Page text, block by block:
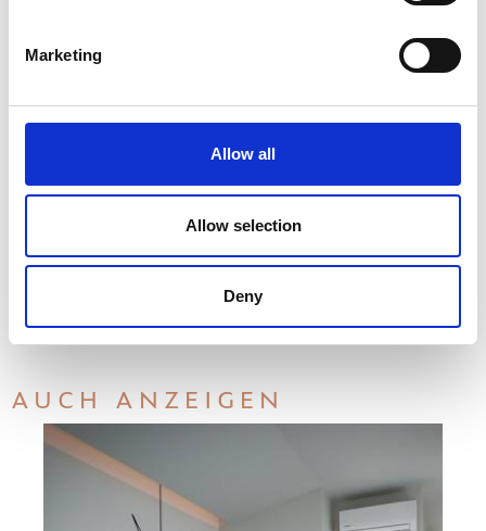
Marketing
Allow all
Allow selection
Deny
AUCH ANZEIGEN